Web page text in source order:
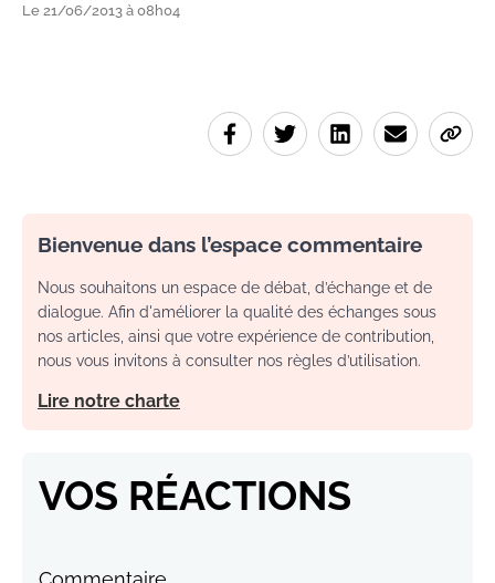
Le 21/06/2013 à 08h04
Bienvenue dans l’espace commentaire
Nous souhaitons un espace de débat, d’échange et de
dialogue. Afin d'améliorer la qualité des échanges sous
nos articles, ainsi que votre expérience de contribution,
nous vous invitons à consulter nos règles d’utilisation.
Lire notre charte
VOS RÉACTIONS